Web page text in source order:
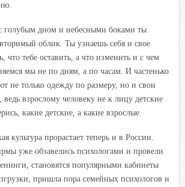
голубым дном и небесными боками ты
облик. Ты узнаешь себя и свое
что тебе оставить, а что изменить и с чем
мы не по дням, а по часам. И частенько
не только одежду по размеру, но и свои
взрослому человеку не к лицу детские
какие детские, а какие взрослые.
культура прорастает теперь и в России.
уже обзавелись психологами и провели
становятся популярными кабинеты
пришла пора семейных психологов и